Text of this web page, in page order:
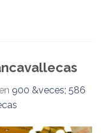
en 900 &veces; 586